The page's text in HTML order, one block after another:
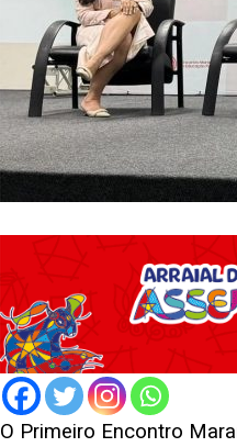
O Primeiro Encontro